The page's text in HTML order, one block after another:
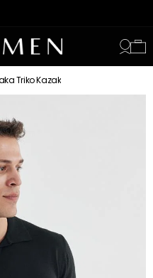
Triko Kazak